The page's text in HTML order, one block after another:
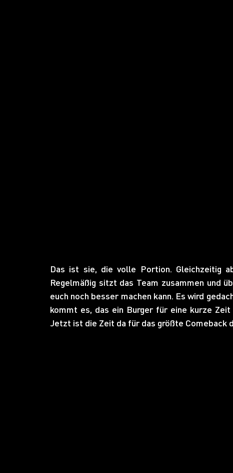
Das ist sie, die volle Portion. Gleichzeitig
Regelmäßig sitzt das Team zusammen und
euch noch besser machen kann. Es wird
kommt es, das ein Burger für eine kurze
Jetzt ist die Zeit da für das größte Comeback